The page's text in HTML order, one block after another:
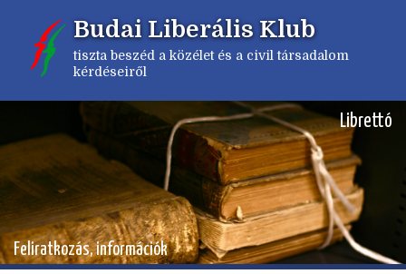
tartalomra
Budai Liberális Klub
tiszta beszéd a közélet és a civil társadalom
kérdéseiről
Librettó
Feliratkozás, információk